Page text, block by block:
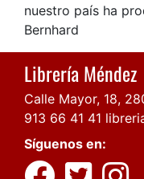
nuestro país ha
Bernhard
Librería Méndez
Calle Mayor, 18,
913 66 41 41
Síguenos en: